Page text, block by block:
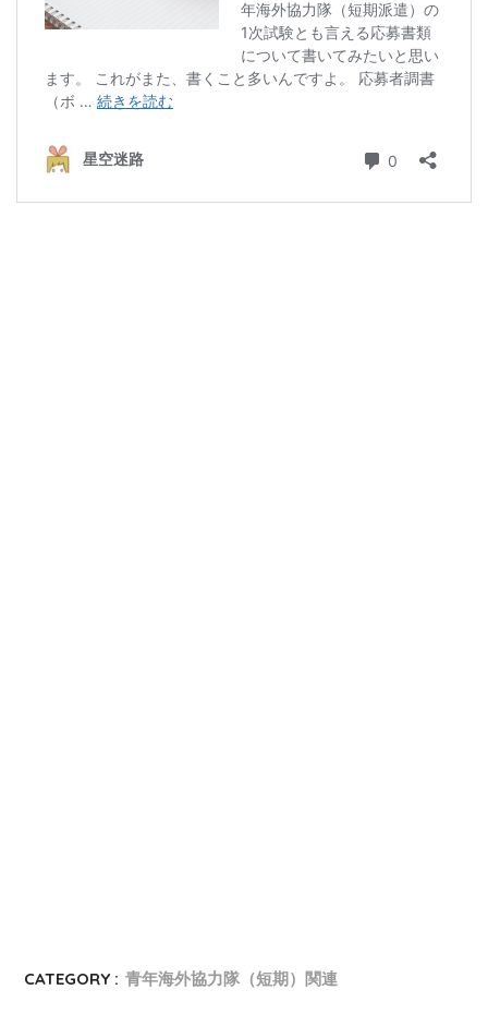
CATEGORY : 青年海外協力隊（短期）関連